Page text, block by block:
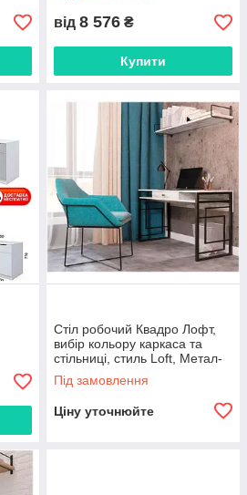
від 8 576 ₴
Купити
Стіл робочий Квадро Лофт,
вибір кольору каркаса та
стільниці, стиль Loft, Метал-
Дизайн
Під замовлення
Ціну уточнюйте